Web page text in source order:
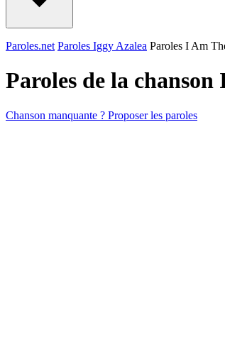
Paroles.net Paroles Iggy Azalea Paroles I Am
Paroles de la
Chanson manquante ? Proposer les paroles